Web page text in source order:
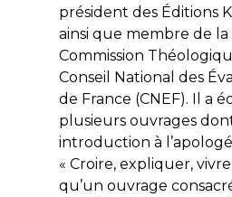
président des Éditions
ainsi que membre de la
Commission
Conseil National des
de France (CNEF). Il a
plusieurs ouvrages
introduction à
« Croire, expliquer, vivre
qu’un ouvrage